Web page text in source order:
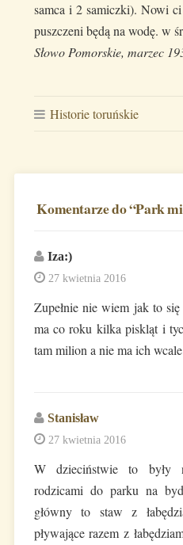
samca i 2 samiczki). Nowi
puszczeni będą na wodę. w
Słowo Pomorskie, marzec
Historie toruńskie
Komentarze do “Park
Iza:)
27 kwietnia 2016
Zupełnie nie wiem jak to
ma co roku kilka piskląt i
tam milion a nie ma ich
Stanisław
27 kwietnia 2016
W dzieciństwie to były
rodzicami do parku na
główny to staw z
pływające razem z